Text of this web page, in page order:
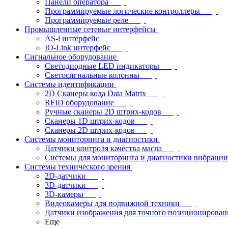
Панели оператора
Программируемые логические контроллеры
Программируемые реле
Промышленные сетевые интерфейсы
AS-i интерфейс
IO-Link интерфейс
Сигнальное оборудование
Светодиодные LED индикаторы
Светосигнальные колонны
Системы идентификации
2D Сканеры кода Data Matrix
RFID оборудование
Ручные сканеры 2D штрих-кодов
Сканеры 1D штрих-кодов
Сканеры 2D штрих-кодов
Системы мониторинга и диагностики
Датчики контроля качества масла
Системы для мониторинга и диагностики вибрации
Системы технического зрения
2D-датчики
3D-датчики
3D-камеры
Видеокамеры для подвижной техники
Датчики изображения для точного
Еще